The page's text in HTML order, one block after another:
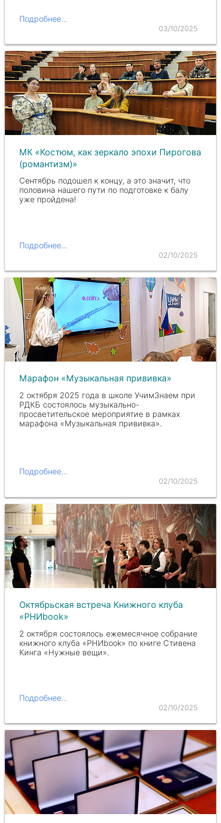
Подробнее...
03/10/2025
МК «Костюм, как зеркало эпохи Пирогова
(романтизм)»
Сентябрь подошел к концу, а это значит, что
половина нашего пути по подготовке к балу
уже пройдена!
Подробнее...
02/10/2025
Марафон «Музыкальная прививка»
2 октября 2025 года в школе УчимЗнаем при
РДКБ состоялось музыкально-
просветительское мероприятие в рамках
марафона «Музыкальная прививка».
Подробнее...
02/10/2025
Октябрьская встреча Книжного клуба
«РНИbook»
2 октября состоялось ежемесячное собрание
книжного клуба «РНИbook» по книге Стивена
Кинга «Нужные вещи».
Подробнее...
02/10/2025